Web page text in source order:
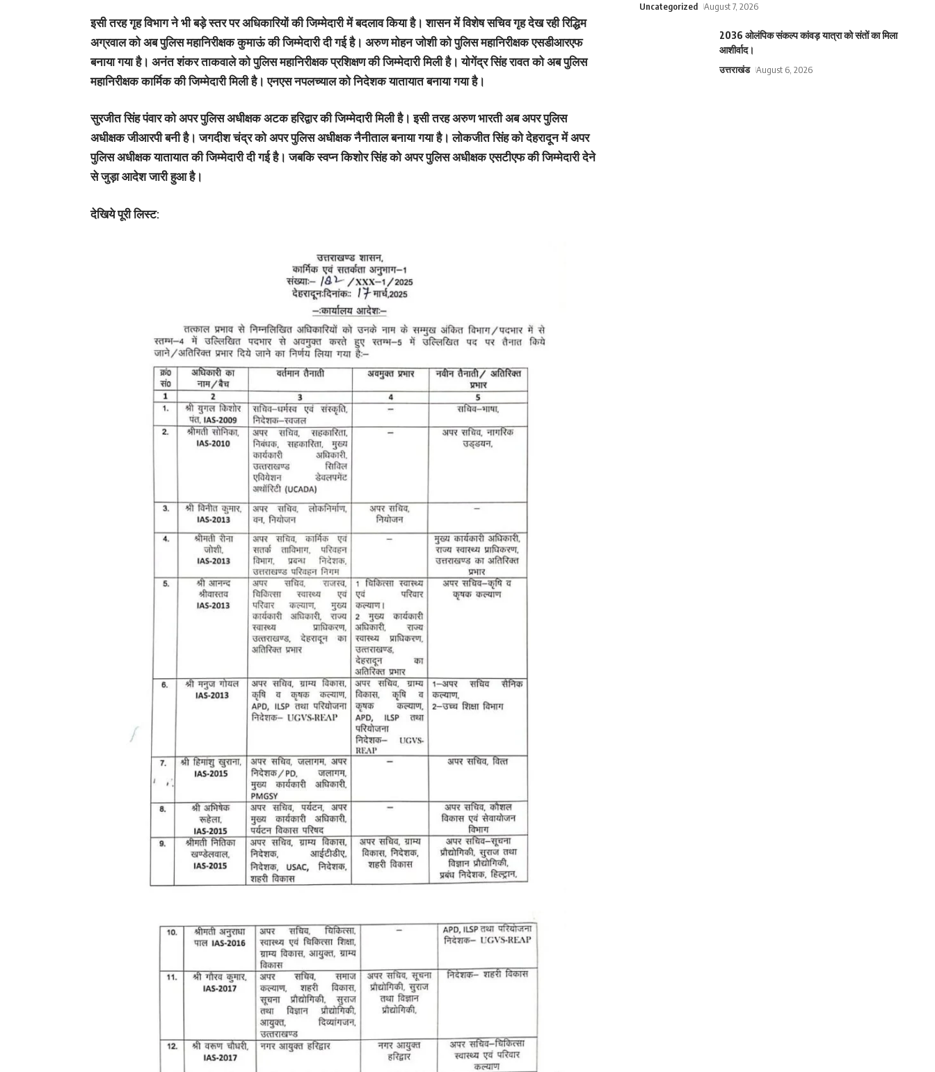
इसी तरह गृह विभाग ने भी बड़े स्तर पर अधिकारियों की जिम्मेदारी में बदलाव किया है। शासन में विशेष सचिव गृह देख रही रिद्धिम
अग्रवाल को अब पुलिस महानिरीक्षक कुमाऊं की जिम्मेदारी दी गई है। अरुण मोहन जोशी को पुलिस महानिरीक्षक एसडीआरएफ
बनाया गया है। अनंत शंकर ताकवाले को पुलिस महानिरीक्षक प्रशिक्षण की जिम्मेदारी मिली है। योगेंद्र सिंह रावत को अब पुलिस
महानिरीक्षक कार्मिक की जिम्मेदारी मिली है। एनएस नपलच्याल को निदेशक यातायात बनाया गया है।
सुरजीत सिंह पंवार को अपर पुलिस अधीक्षक अटक हरिद्वार की जिम्मेदारी मिली है। इसी तरह अरुण भारती अब अपर पुलिस
अधीक्षक जीआरपी बनी है। जगदीश चंद्र को अपर पुलिस अधीक्षक नैनीताल बनाया गया है। लोकजीत सिंह को देहरादून में अपर
पुलिस अधीक्षक यातायात की जिम्मेदारी दी गई है। जबकि स्वप्न किशोर सिंह को अपर पुलिस अधीक्षक एसटीएफ की जिम्मेदारी देने
से जुड़ा आदेश जारी हुआ है।
देखिये पूरी लिस्ट:
Uncategorized August 7, 2026
2036 ओलंपिक संकल्प कांवड़ यात्रा को संतों का मिला
आशीर्वाद।
उत्तराखंड August 6, 2026